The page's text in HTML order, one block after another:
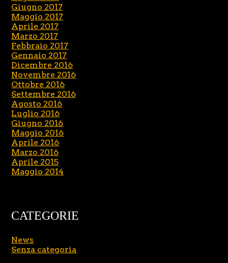
Giugno 2017
Maggio 2017
Aprile 2017
Marzo 2017
Febbraio 2017
Gennaio 2017
Dicembre 2016
Novembre 2016
Ottobre 2016
Settembre 2016
Agosto 2016
Luglio 2016
Giugno 2016
Maggio 2016
Aprile 2016
Marzo 2016
Aprile 2015
Maggio 2014
CATEGORIE
News
Senza categoria